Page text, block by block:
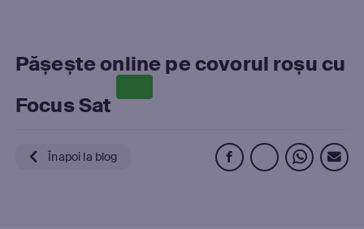
Pășeșteonline pe covorul roșu cu
Focus Sat
Înapoi la blog